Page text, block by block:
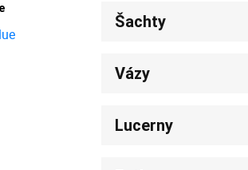
Šachty
Vázy
Lucerny